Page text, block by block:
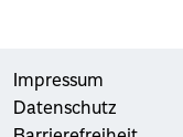
Impressum
Datenschutz